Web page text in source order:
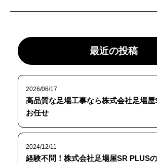
最近の投稿
2026/06/17
高品質な足場工事なら株式会社足場
お任せ
2024/12/11
経験不問！株式会社足場屋SR PLUS